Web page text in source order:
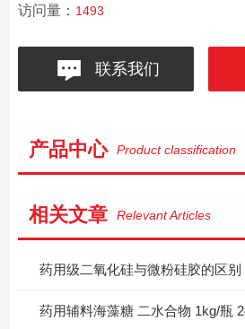
访问量： 1493
联系我们
产品中心 Product classification
相关文章 Relevant Articles
药用级二氧化硅与微粉硅胶的区别
药用辅料海藻糖 二水合物 1kg/瓶